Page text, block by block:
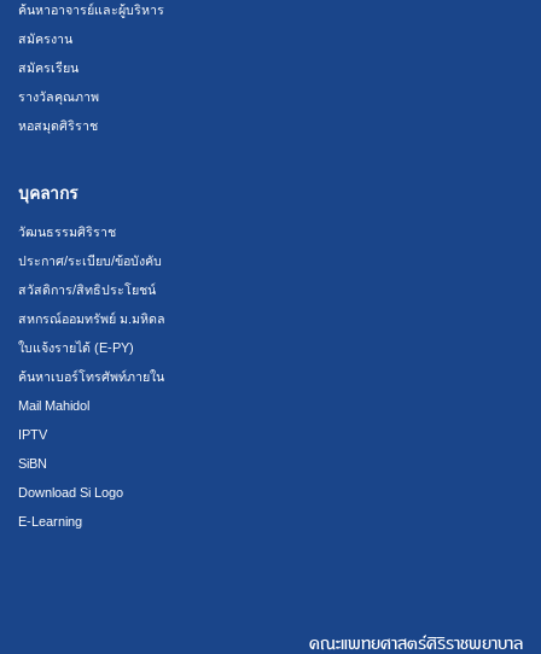
ค้นหาอาจารย์และผู้บริหาร
สมัครงาน
สมัครเรียน
รางวัลคุณภาพ
หอสมุดศิริราช
บุคลากร
วัฒนธรรมศิริราช
ประกาศ/ระเบียบ/ข้อบังคับ
สวัสดิการ/สิทธิประโยชน์
สหกรณ์ออมทรัพย์ ม.มหิดล
ใบแจ้งรายได้ (E-PY)
ค้นหาเบอร์โทรศัพท์ภายใน
Mail Mahidol
IPTV
SiBN
Download Si Logo
E-Learning
คณะแพทยศาสตร์ศิริราชพยาบาล